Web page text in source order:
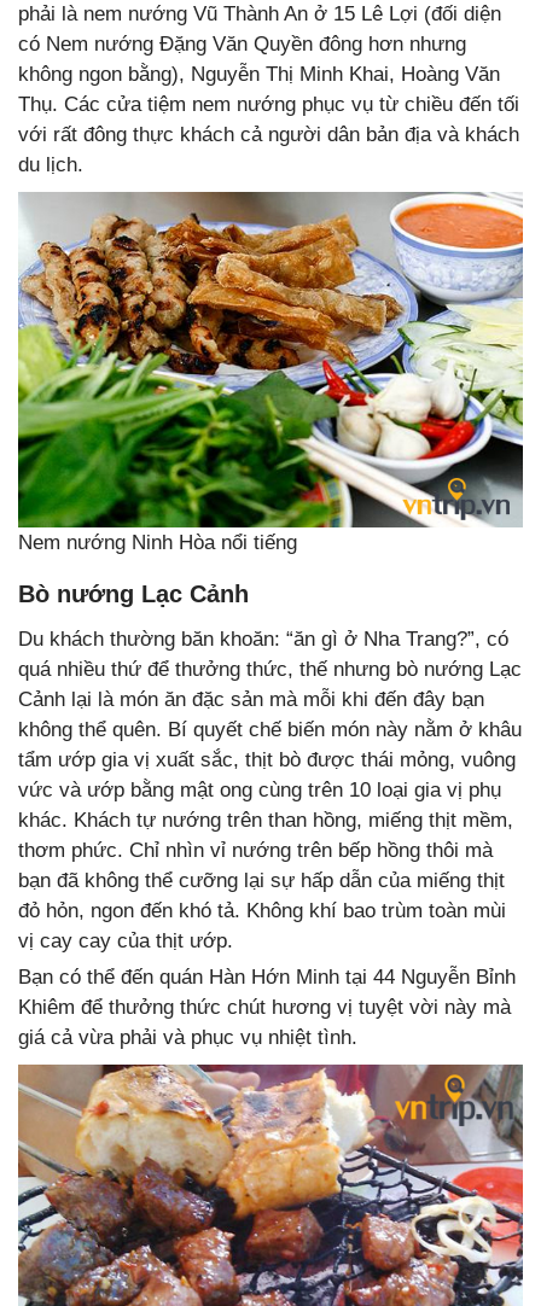
phải là nem nướng Vũ Thành An ở 15 Lê Lợi (đối diện
có Nem nướng Đặng Văn Quyền đông hơn nhưng
không ngon bằng), Nguyễn Thị Minh Khai, Hoàng Văn
Thụ. Các cửa tiệm nem nướng phục vụ từ chiều đến tối
với rất đông thực khách cả người dân bản địa và khách
du lịch.
Nem nướng Ninh Hòa nổi tiếng
Bò nướng Lạc Cảnh
Du khách thường băn khoăn: “ăn gì ở Nha Trang?”, có
quá nhiều thứ để thưởng thức, thế nhưng bò nướng Lạc
Cảnh lại là món ăn đặc sản mà mỗi khi đến đây bạn
không thể quên. Bí quyết chế biến món này nằm ở khâu
tẩm ướp gia vị xuất sắc, thịt bò được thái mỏng, vuông
vức và ướp bằng mật ong cùng trên 10 loại gia vị phụ
khác. Khách tự nướng trên than hồng, miếng thịt mềm,
thơm phức. Chỉ nhìn vỉ nướng trên bếp hồng thôi mà
bạn đã không thể cưỡng lại sự hấp dẫn của miếng thịt
đỏ hỏn, ngon đến khó tả. Không khí bao trùm toàn mùi
vị cay cay của thịt ướp.
Bạn có thể đến quán Hàn Hớn Minh tại 44 Nguyễn Bỉnh
Khiêm để thưởng thức chút hương vị tuyệt vời này mà
giá cả vừa phải và phục vụ nhiệt tình.